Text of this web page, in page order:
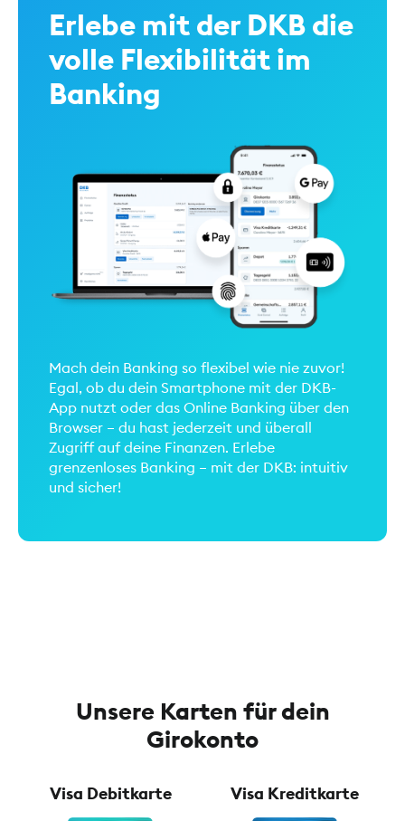
Erlebe mit der DKB die
volle Flexibilität im
Banking
Mach dein Banking so flexibel wie nie zuvor!
Egal, ob du dein Smartphone mit der DKB-
App nutzt oder das Online Banking über den
Browser – du hast jederzeit und überall
Zugriff auf deine Finanzen. Erlebe
grenzenloses Banking – mit der DKB: intuitiv
und sicher!
Unsere Karten für dein
Girokonto
Visa Debitkarte Visa Kreditkarte